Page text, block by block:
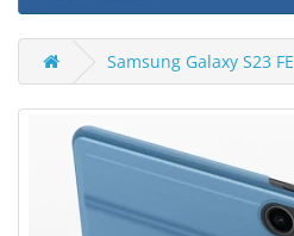
Samsung Galaxy S23 FE